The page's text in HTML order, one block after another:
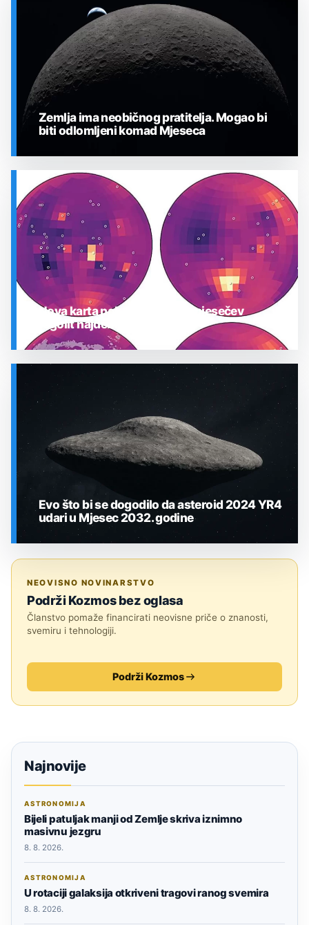
SVEMIR
Zemlja ima neobičnog pratitelja. Mogao bi
biti odlomljeni komad Mjeseca
Nova karta pokazuje gdje je mjesečev
regolit najdeblji
Evo što bi se dogodilo da asteroid 2024 YR4
udari u Mjesec 2032. godine
NEOVISNO NOVINARSTVO
Podrži Kozmos bez oglasa
Članstvo pomaže financirati neovisne priče o znanosti,
svemiru i tehnologiji.
Podrži Kozmos
Najnovije
ASTRONOMIJA
Bijeli patuljak manji od Zemlje skriva iznimno
masivnu jezgru
8. 8. 2026.
ASTRONOMIJA
U rotaciji galaksija otkriveni tragovi ranog svemira
8. 8. 2026.